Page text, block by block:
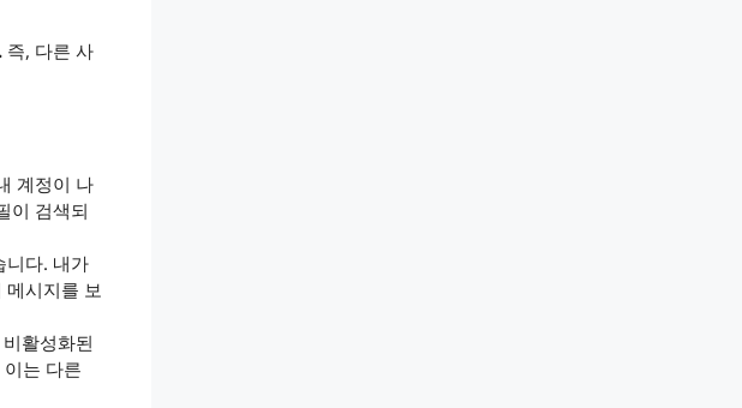
즉, 다른 사
계정이 나
이 검색되
니다. 내가
시지를 보
활성화된
는 다른